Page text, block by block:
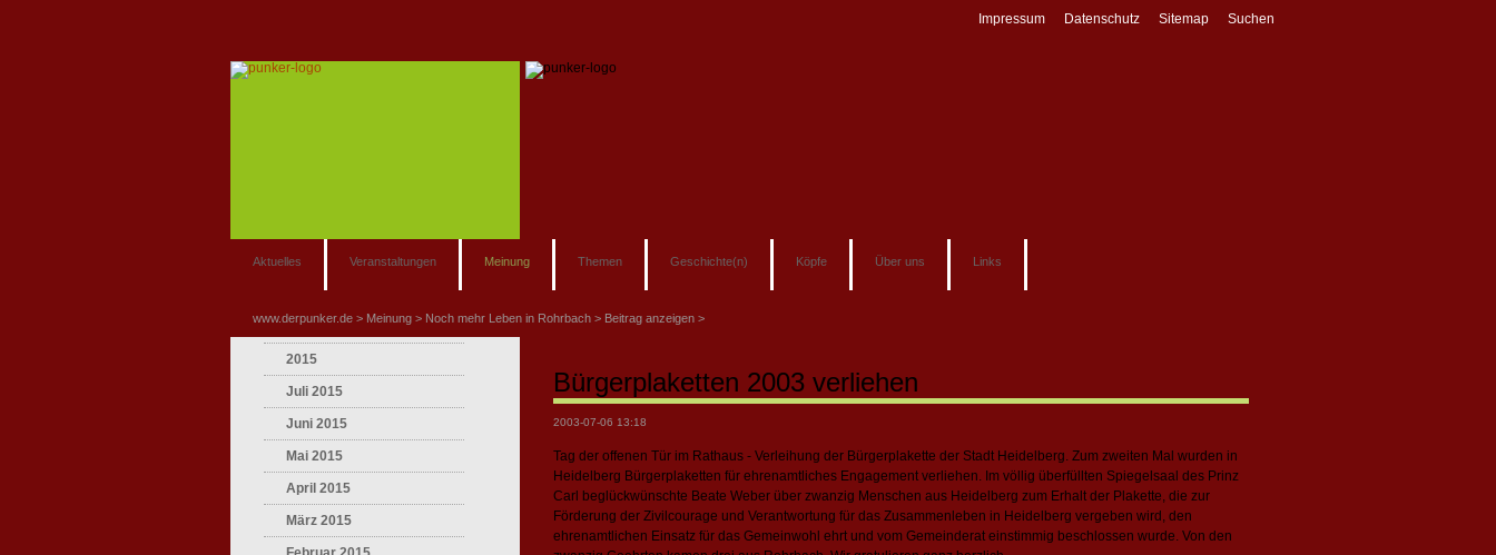
Aktuelles Veranstaltungen Meinung Themen Geschichte(n) Köpfe Über uns Links
www.derpunker.de Meinung Noch mehr Leben in Rohrbach Beitrag anzeigen
Impressum Datenschutz Sitemap Suchen
Bürgerplaketten 2003 verliehen
2003-07-06 13:18
Tag der offenen Tür im Rathaus - Verleihung der Bürgerplakette der Stadt Heidelberg. Zum zweiten Mal wurden in
Heidelberg Bürgerplaketten für ehrenamtliches Engagement verliehen. Im völlig überfüllten Spiegelsaal des Prinz
Carl beglückwünschte Beate Weber über zwanzig Menschen aus Heidelberg zum Erhalt der Plakette, die zur
Förderung der Zivilcourage und Verantwortung für das Zusammenleben in Heidelberg vergeben wird, den
ehrenamtlichen Einsatz für das Gemeinwohl ehrt und vom Gemeinderat einstimmig beschlossen wurde. Von den
2015
Juli 2015
Juni 2015
Mai 2015
April 2015
März 2015